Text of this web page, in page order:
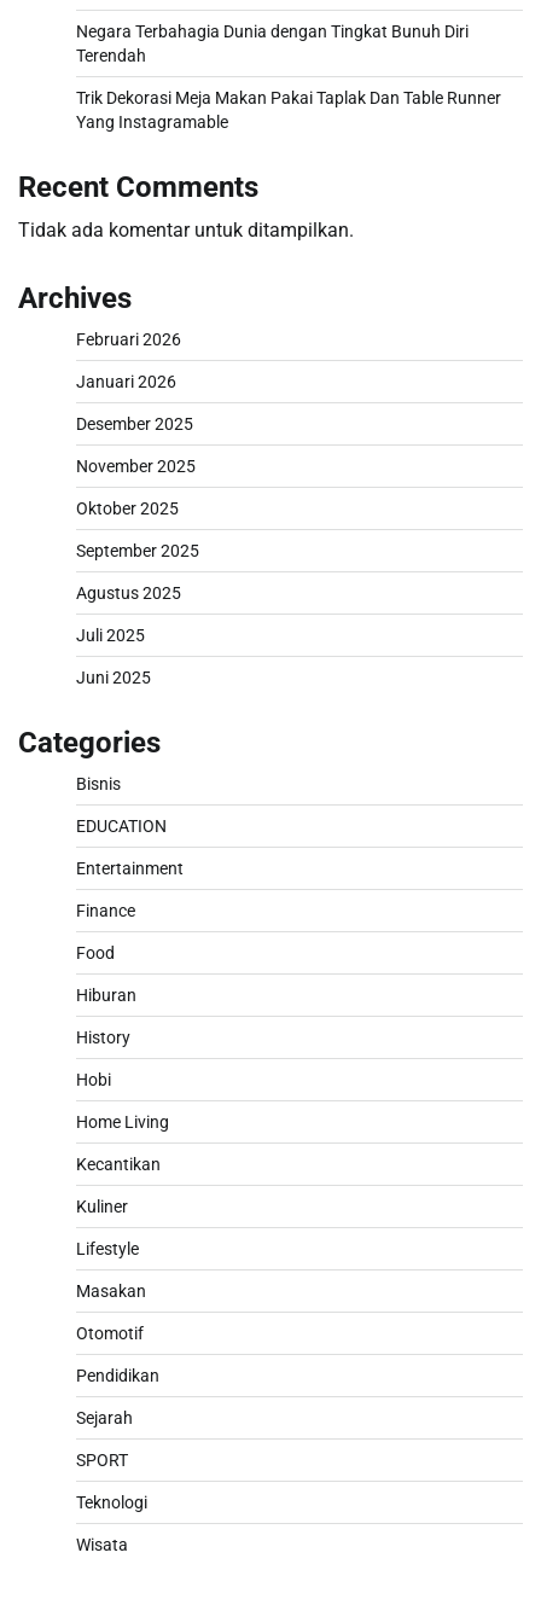
Negara Terbahagia Dunia dengan Tingkat Bunuh Diri
Terendah
Trik Dekorasi Meja Makan Pakai Taplak Dan Table Runner
Yang Instagramable
Recent Comments
Tidak ada komentar untuk ditampilkan.
Archives
Februari 2026
Januari 2026
Desember 2025
November 2025
Oktober 2025
September 2025
Agustus 2025
Juli 2025
Juni 2025
Categories
Bisnis
EDUCATION
Entertainment
Finance
Food
Hiburan
History
Hobi
Home Living
Kecantikan
Kuliner
Lifestyle
Masakan
Otomotif
Pendidikan
Sejarah
SPORT
Teknologi
Wisata